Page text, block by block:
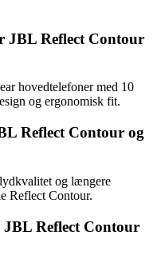
JBL Reflect Contour
hovedtelefoner med 10
og ergonomisk fit.
Reflect Contour og
og længere
Reflect Contour.
Reflect Contour